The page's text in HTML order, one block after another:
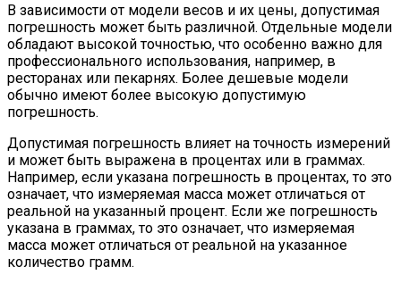
В зависимости от модели весов и их цены, допустимая
погрешность может быть различной. Отдельные модели
обладают высокой точностью, что особенно важно для
профессионального использования, например, в
ресторанах или пекарнях. Более дешевые модели
обычно имеют более высокую допустимую
погрешность.
Допустимая погрешность влияет на точность измерений
и может быть выражена в процентах или в граммах.
Например, если указана погрешность в процентах, то это
означает, что измеряемая масса может отличаться от
реальной на указанный процент. Если же погрешность
указана в граммах, то это означает, что измеряемая
масса может отличаться от реальной на указанное
количество грамм.